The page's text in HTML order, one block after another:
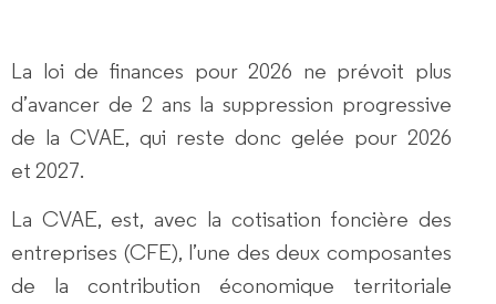
La loi de finances pour 2026 ne prévoit plus
d’avancer de 2 ans la suppression progressive
de la CVAE, qui reste donc gelée pour 2026
et 2027.
La CVAE, est, avec la cotisation foncière des
entreprises (CFE), l’une des deux composantes
de la contribution économique territoriale